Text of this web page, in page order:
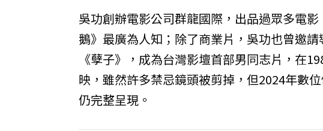
吳功創辦電影公司群龍國際，出品過眾多電
鵝》最廣為人知；除了商業片，吳功也曾邀
《孽子》，成為台灣影壇首部男同志片，在
映，雖然許多禁忌鏡頭被剪掉，但2024年數
仍完整呈現。